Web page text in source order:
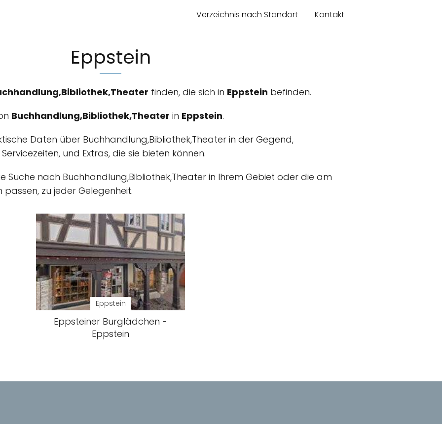
Verzeichnis nach Standort Kontakt
Eppstein
finden, die sich in Eppstein befinden.
Buchhandlung,Bibliothek,Theater in Eppstein.
Daten über Buchhandlung,Bibliothek,Theater in der Gegend,
und Extras, die sie bieten können.
Suche nach Buchhandlung,Bibliothek,Theater in Ihrem Gebiet oder die am
zu jeder Gelegenheit.
Eppstein
Eppsteiner Burglädchen -
Eppstein